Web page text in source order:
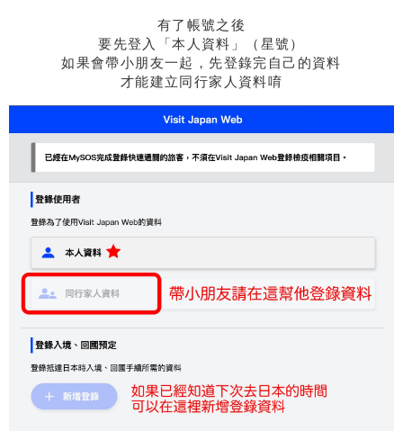
有了帳號之後
要先登入「本人資料」（星號）
如果會帶小朋友一起，先登錄完自己的資料
才能建立同行家人資料唷